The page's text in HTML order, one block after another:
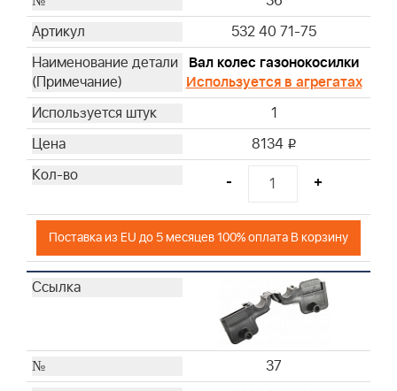
532 40 71-75
Вал колес газонокосилки
Используется в агрегатах
1
8134 i
- +
Поставка из EU до 5 месяцев 100% оплата В корзину
37